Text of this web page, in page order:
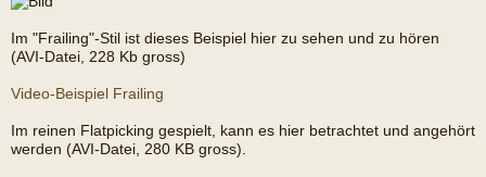
Im "Frailing"-Stil ist dieses Beispiel hier zu sehen und zu hören
(AVI-Datei, 228 Kb gross)
Video-Beispiel Frailing
Im reinen Flatpicking gespielt, kann es hier betrachtet und angehört
werden (AVI-Datei, 280 KB gross).